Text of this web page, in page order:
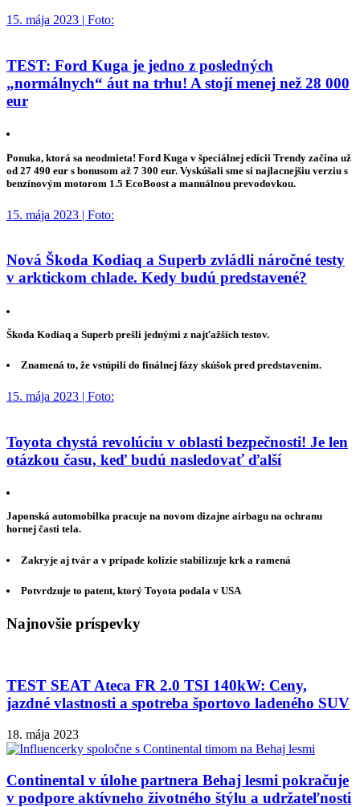
15. mája 2023 | Foto:
TEST: Ford Kuga je jedno z posledných
„normálnych“ áut na trhu! A stojí menej než 28 000
eur
Ponuka, ktorá sa neodmieta! Ford Kuga v špeciálnej edícii Trendy začína už
od 27 490 eur s bonusom až 7 300 eur. Vyskúšali sme si najlacnejšiu verziu s
benzínovým motorom 1.5 EcoBoost a manuálnou prevodovkou.
15. mája 2023 | Foto:
Nová Škoda Kodiaq a Superb zvládli náročné testy
v arktickom chlade. Kedy budú predstavené?
Škoda Kodiaq a Superb prešli jednými z najťažších testov.
Znamená to, že vstúpili do finálnej fázy skúšok pred predstavením.
15. mája 2023 | Foto:
Toyota chystá revolúciu v oblasti bezpečnosti! Je len
otázkou času, keď budú nasledovať ďalší
Japonská automobilka pracuje na novom dizajne airbagu na ochranu
hornej časti tela.
Zakryje aj tvár a v prípade kolízie stabilizuje krk a ramená
Potvrdzuje to patent, ktorý Toyota podala v USA
Najnovšie príspevky
TEST SEAT Ateca FR 2.0 TSI 140kW: Ceny,
jazdné vlastnosti a spotreba športovo ladeného SUV
18. mája 2023
Continental v úlohe partnera Behaj lesmi pokračuje
v podpore aktívneho životného štýlu a udržateľnosti